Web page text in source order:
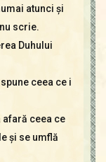
atunci şi
scrie.
Duhului
ceea ce i
afară ceea ce
şi se umflă